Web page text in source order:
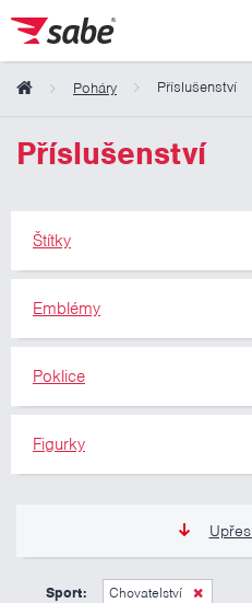
Poháry Příslušenství
Příslušenství
Štítky
Emblémy
Poklice
Figurky
15 Kč
Sport: Chovatelství
Obsah košíku